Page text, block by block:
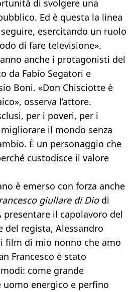
di svolgere una
Ed è questa la linea
esercitando un ruolo
di fare televisione».
anche i protagonisti del
da Fabio Segatori e
Boni. «Don Chisciotte è
osserva l’attore.
per i poveri, per i
il mondo senza
È un personaggio che
custodisce il valore
è emerso con forza anche
giullare di Diodi
presentare il capolavoro del
del regista, Alessandro
film di mio nonno che amo
Francesco è stato
come grande
energico e perfino